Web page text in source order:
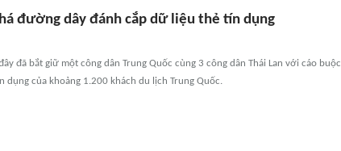
đường dây đánh cắp dữ liệu thẻ tín dụng
đã bắt giữ một công dân Trung Quốc cùng 3 công dân Thái Lan với cáo buộc
dụng của khoảng 1.200 khách du lịch Trung Quốc.